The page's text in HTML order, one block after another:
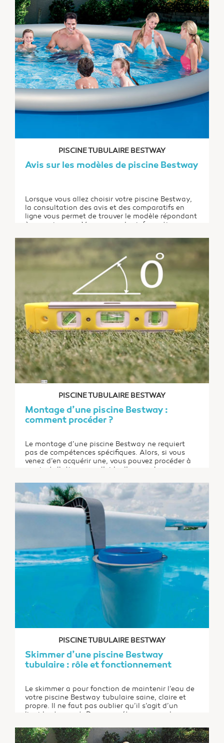
PISCINE TUBULAIRE BESTWAY
Avis sur les modèles de piscine Bestway
Lorsque vous allez choisir votre piscine Bestway,
la consultation des avis et des comparatifs en
ligne vous permet de trouver le modèle répondant
à vos exigences. Vous aurez des informations
déplacer. Il est recommandé de lire, aussi bien les
avis des professionnels que ceux des utilisateurs.
PISCINE TUBULAIRE BESTWAY
Montage d’une piscine Bestway :
comment procéder ?
Le montage d’une piscine Bestway ne requiert
pas de compétences spécifiques. Alors, si vous
venez d’en acquérir une, vous pouvez procéder à
son installation, avec l’aide d’un proche.
vous devez suivre pour réussir le montage de votre
piscine Bestway.
PISCINE TUBULAIRE BESTWAY
Skimmer d’une piscine Bestway
tubulaire : rôle et fonctionnement
Le skimmer a pour fonction de maintenir l’eau de
votre piscine Bestway tubulaire saine, claire et
propre. Il ne faut pas oublier qu’il s’agit d’un
liquide stagnant. Des corps étrangers ou des
sans parler des germes et bactéries susceptibles
de s’y développer. Alors, si vous voulez continuer...